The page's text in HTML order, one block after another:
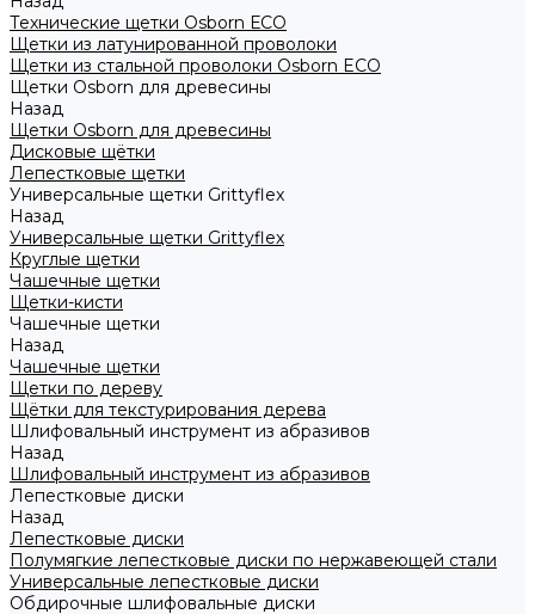
Технические щетки Osborn ЕСО
Щетки из латунированной проволоки
Щетки из стальной проволоки Osborn ECO
Щетки Osborn для древесины
Назад
Щетки Osborn для древесины
Дисковые щётки
Лепестковые щетки
Универсальные щетки Grittyflex
Назад
Универсальные щетки Grittyflex
Круглые щетки
Чашечные щетки
Щетки-кисти
Чашечные щетки
Назад
Чашечные щетки
Щетки по дереву
Щётки для текстурирования дерева
Шлифовальный инструмент из абразивов
Назад
Шлифовальный инструмент из абразивов
Лепестковые диски
Назад
Лепестковые диски
Полумягкие лепестковые диски по нержавеющей стали
Универсальные лепестковые диски
Обдирочные шлифовальные диски